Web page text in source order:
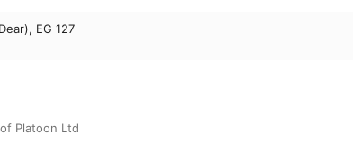
EG 127
Platoon Ltd